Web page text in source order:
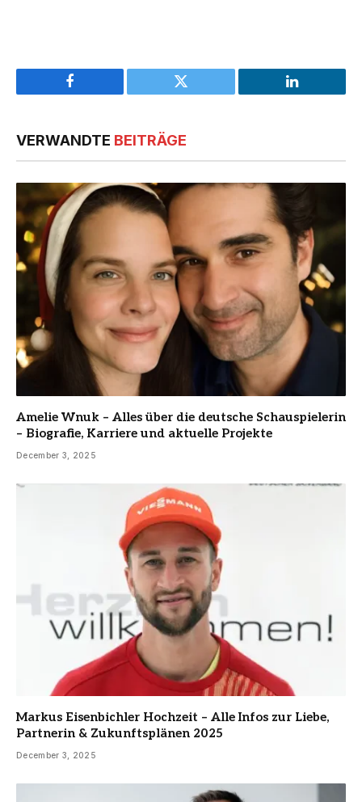
Facebook Twitter LinkedIn
VERWANDTE BEITRÄGE
Amelie Wnuk – Alles über die deutsche Schauspielerin
– Biografie, Karriere und aktuelle Projekte
December 3, 2025
Markus Eisenbichler Hochzeit – Alle Infos zur Liebe,
Partnerin & Zukunftsplänen 2025
December 3, 2025